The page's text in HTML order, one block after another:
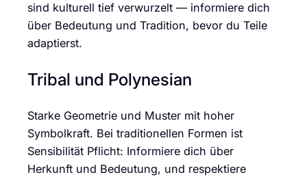
sind kulturell tief verwurzelt — informiere dich
über Bedeutung und Tradition, bevor du Teile
adaptierst.
Tribal und Polynesian
Starke Geometrie und Muster mit hoher
Symbolkraft. Bei traditionellen Formen ist
Sensibilität Pflicht: Informiere dich über
Herkunft und Bedeutung, und respektiere